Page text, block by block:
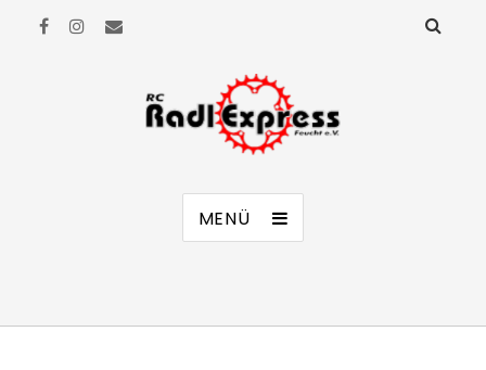
RC Radl Express Feucht e.V.
MENÜ